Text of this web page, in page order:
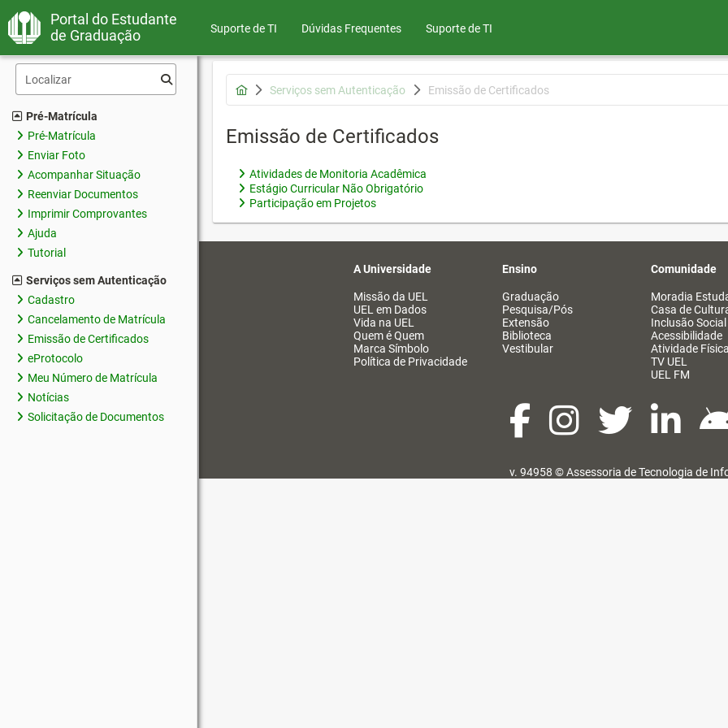
Portal do Estudante
de Graduação
Suporte de TI Dúvidas Frequentes Suporte de TI
Pré-Matrícula
Pré-Matrícula
Enviar Foto
Acompanhar Situação
Reenviar Documentos
Imprimir Comprovantes
Ajuda
Tutorial
Serviços sem Autenticação
Cadastro
Cancelamento de Matrícula
Emissão de Certificados
eProtocolo
Meu Número de Matrícula
Notícias
Solicitação de Documentos
Serviços sem Autenticação Emissão de Certificados
Emissão de Certificados
Atividades de Monitoria Acadêmica
Estágio Curricular Não Obrigatório
Participação em Projetos
A Universidade
Missão da UEL
UEL em Dados
Vida na UEL
Quem é Quem
Marca Símbolo
Política de Privacidade
Ensino
Graduação
Pesquisa/Pós
Extensão
Biblioteca
Vestibular
Comunidade
Moradia
Casa de
Inclusão Social
Acessibilidade
Atividade Física
TV UEL
UEL FM
v. 94958 ©Assessoria de Tecnologia de